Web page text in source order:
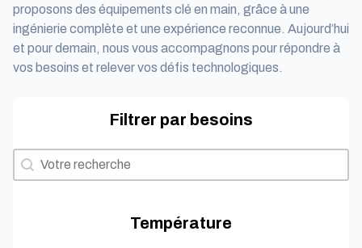
proposons des équipements clé en main, grâce à une
ingénierie complète et une expérience reconnue. Aujourd’hui
et pour demain, nous vous accompagnons pour répondre à
vos besoins et relever vos défis technologiques.
Filtrer par besoins
Filtrer par besoins
Filtrer par besoins
Température